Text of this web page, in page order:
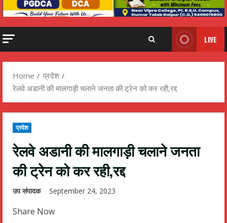
LIVE
Home
प्रदेश
रेलवे अडानी की मालगाड़ी चलाने जनता की ट्रेन को कर रही,रद्द
प्रदेश
रेलवे अडानी की मालगाड़ी चलाने जनता
की ट्रेन को कर रही,रद्द
उप संपादक September 24, 2023
Share Now